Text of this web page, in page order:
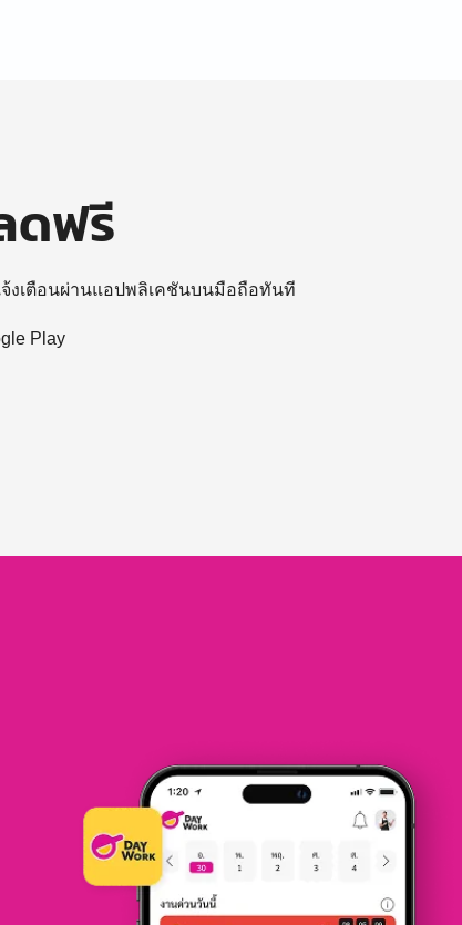
ดฟรี
งเตือนผ่านแอปพลิเคชันบนมือถือทันที
Play